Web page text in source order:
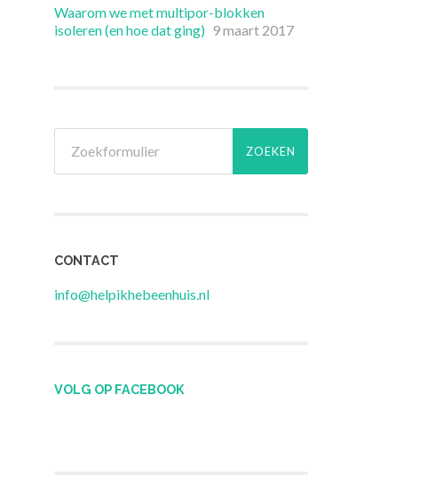
Waarom we met multipor-blokken
isoleren (en hoe dat ging) 9 maart 2017
CONTACT
info@helpikhebeenhuis.nl
VOLG OP FACEBOOK